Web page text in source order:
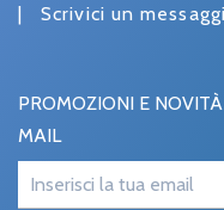
| Scrivici un
PROMOZIONI E
MAIL